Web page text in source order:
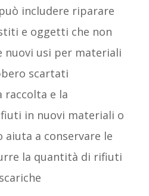
includere riparare
e oggetti che non
nuovi usi per materiali
scartati
raccolta e la
in nuovi materiali o
a conservare le
la quantità di rifiuti